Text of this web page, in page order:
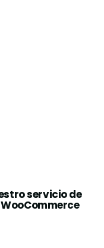
servicio de